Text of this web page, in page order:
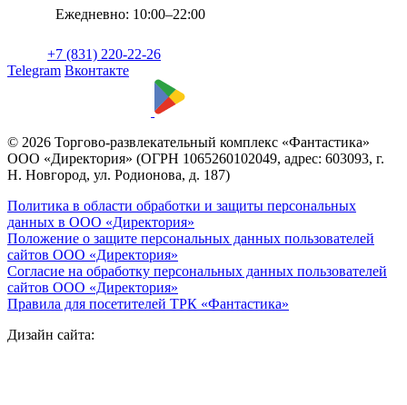
Ежедневно: 10:00–22:00
+7 (831) 220-22-26
Telegram Вконтакте
© 2026 Торгово-развлекательный комплекс «Фантастика»
ООО «Директория» (ОГРН 1065260102049, адрес: 603093, г.
Н. Новгород, ул. Родионова, д. 187)
Политика в области обработки и защиты персональных
данных в ООО «Директория»
Положение о защите персональных данных пользователей
сайтов ООО «Директория»
Согласие на обработку персональных данных пользователей
сайтов ООО «Директория»
Правила для посетителей ТРК «Фантастика»
Дизайн сайта: